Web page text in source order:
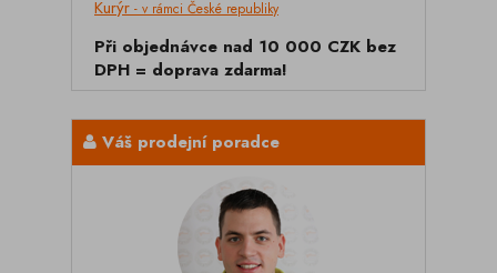
Kurýr - v rámci České republiky
Při objednávce nad 10 000 CZK bez
DPH = doprava zdarma!
Váš prodejní poradce